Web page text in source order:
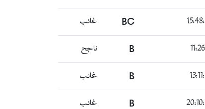
BC غائب
B ناجح
B غائب
B غائب